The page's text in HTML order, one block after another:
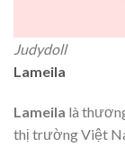
Judydoll
Lameila
Lameila là
thị trường Việt